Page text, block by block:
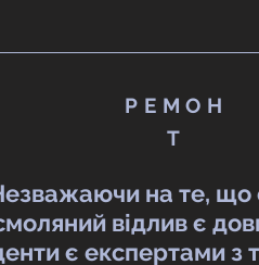
РЕМОН
Т
на те, що
відлив є
є експертами з